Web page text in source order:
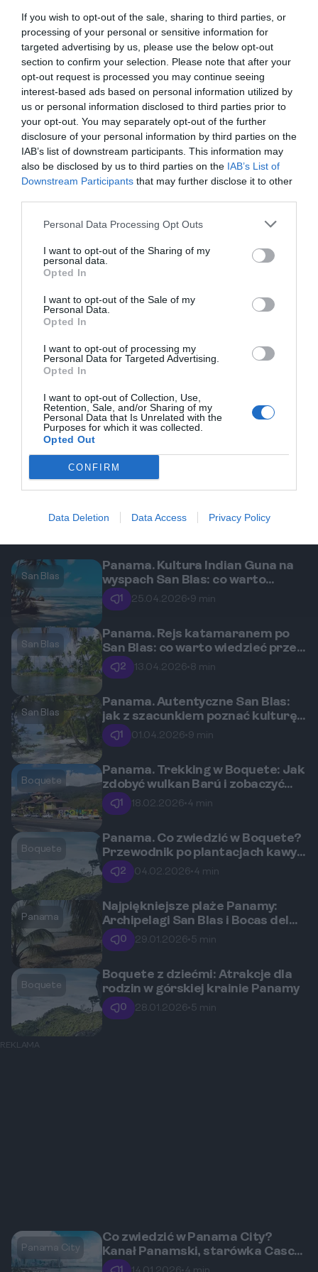
If you wish to opt-out of the sale, sharing to third parties, or
processing of your personal or sensitive information for
targeted advertising by us, please use the below opt-out
section to confirm your selection. Please note that after your
opt-out request is processed you may continue seeing
interest-based ads based on personal information utilized by
us or personal information disclosed to third parties prior to
your opt-out. You may separately opt-out of the further
disclosure of your personal information by third parties on the
IAB’s list of downstream participants. This information may
also be disclosed by us to third parties on the IAB’s List of
Downstream Participants that may further disclose it to other
Personal Data Processing Opt Outs
I want to opt-out of the Sharing of my
personal data.
Opted In
I want to opt-out of the Sale of my
Personal Data.
Opted In
I want to opt-out of processing my
Personal Data for Targeted Advertising.
Opted In
I want to opt-out of Collection, Use,
Retention, Sale, and/or Sharing of my
Personal Data that Is Unrelated with the
Purposes for which it was collected.
Opted Out
CONFIRM
Data Deletion Data Access Privacy Policy
podpowiemy Ci, jak zorganizować
idealną wycieczkę po Bocas del Toro,
aby maksymalnie wykorzystać swój
czas i cieszyć się niezapomnianymi
wspomnieniami.
Trasa objazdowa po
Panama
Panama
Zobacz trasę
San Blas
Panama. Kultura Indian Guna na
wyspach San Blas: co warto
wiedzieć przed podróżą?
1 25.04.2026• 9 min
San Blas
Panama. Rejs katamaranem po
San Blas: co warto wiedzieć przed
wyprawą do raju?
2 13.04.2026• 8 min
San Blas
Panama. Autentyczne San Blas:
jak z szacunkiem poznać kulturę i
tradycje ludu Guna?
1 01.04.2026• 9 min
Boquete
Panama. Trekking w Boquete: Jak
zdobyć wulkan Barú i zobaczyć
dwa oceany naraz?
1 18.02.2026• 4 min
Boquete
Panama. Co zwiedzić w Boquete?
Przewodnik po plantacjach kawy i
wiszących mostach
2 04.02.2026• 4 min
Panama
Najpiękniejsze plaże Panamy:
Archipelagi San Blas i Bocas del
Toro
0 29.01.2026• 5 min
Boquete
Boquete z dziećmi: Atrakcje dla
rodzin w górskiej krainie Panamy
0 28.01.2026• 5 min
REKLAMA
Panama City
Co zwiedzić w Panama City?
Kanał Panamski, starówka Casco
Viejo i nowoczesne centrum